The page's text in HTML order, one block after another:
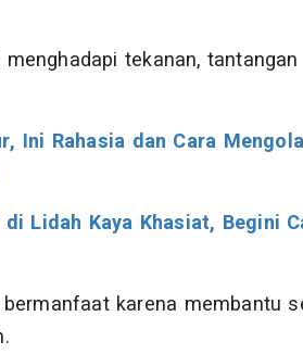
tekanan,
Ini Rahasia dan Cara
Lidah Kaya Khasiat, Begini
karena membantu